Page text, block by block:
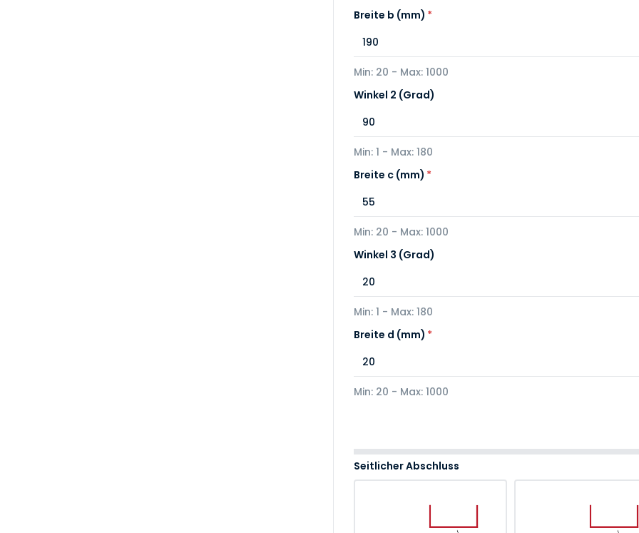
Breite b (mm) *
Min: 20 - Max: 1000
Winkel 2 (Grad)
Min: 1 - Max: 180
Breite c (mm) *
Min: 20 - Max: 1000
Winkel 3 (Grad)
Min: 1 - Max: 180
Breite d (mm) *
Min: 20 - Max: 1000
Seitlicher Abschluss